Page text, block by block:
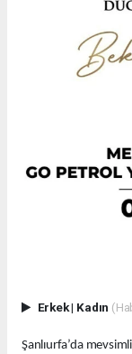
Erkek| Kadın
Şanlıurfa’da